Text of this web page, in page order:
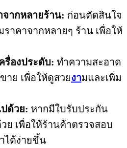
จากหลายร้าน: ก่อนตัดสินใจ
าคาจากหลายๆ ร้าน เพื่อให้
รื่องประดับ: ทำความสะอาด
าย เพื่อให้ดูสวยงามและเพิ่ม
ด้วย: หากมีใบรับประกัน
ย เพื่อให้ร้านค้าตรวจสอบ
ได้ง่ายขึ้น